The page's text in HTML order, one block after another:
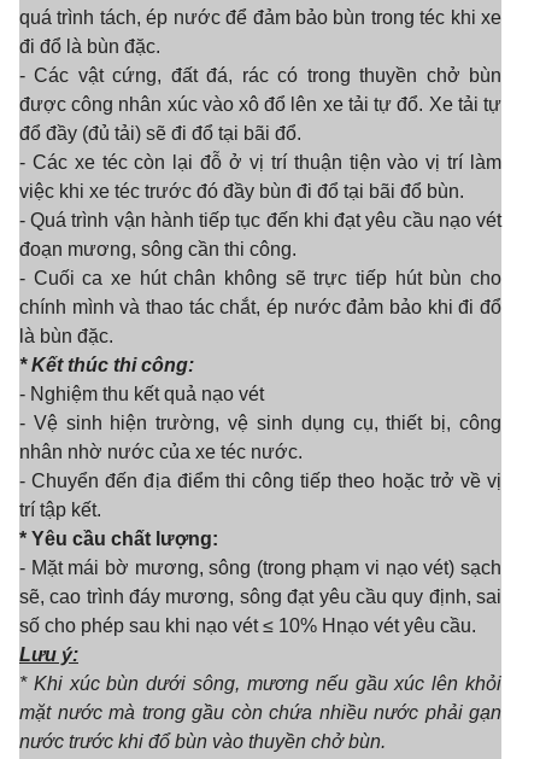
quá trình tách, ép nước để đảm bảo bùn trong téc khi xe
đi đổ là bùn đặc.
- Các vật cứng, đất đá, rác có trong thuyền chở bùn
được công nhân xúc vào xô đổ lên xe tải tự đổ. Xe tải tự
đổ đầy (đủ tải) sẽ đi đổ tại bãi đổ.
- Các xe téc còn lại đỗ ở vị trí thuận tiện vào vị trí làm
việc khi xe téc trước đó đầy bùn đi đổ tại bãi đổ bùn.
- Quá trình vận hành tiếp tục đến khi đạt yêu cầu nạo vét
đoạn mương, sông cần thi công.
- Cuối ca xe hút chân không sẽ trực tiếp hút bùn cho
chính mình và thao tác chắt, ép nước đảm bảo khi đi đổ
là bùn đặc.
* Kết thúc thi công:
- Nghiệm thu kết quả nạo vét
- Vệ sinh hiện trường, vệ sinh dụng cụ, thiết bị, công
nhân nhờ nước của xe téc nước.
- Chuyển đến địa điểm thi công tiếp theo hoặc trở về vị
trí tập kết.
* Yêu cầu chất lượng:
- Mặt mái bờ mương, sông (trong phạm vi nạo vét) sạch
sẽ, cao trình đáy mương, sông đạt yêu cầu quy định, sai
số cho phép sau khi nạo vét ≤ 10% Hnạo vét yêu cầu.
Lưu ý:
* Khi xúc bùn dưới sông, mương nếu gầu xúc lên khỏi
mặt nước mà trong gầu còn chứa nhiều nước phải gạn
nước trước khi đổ bùn vào thuyền chở bùn.